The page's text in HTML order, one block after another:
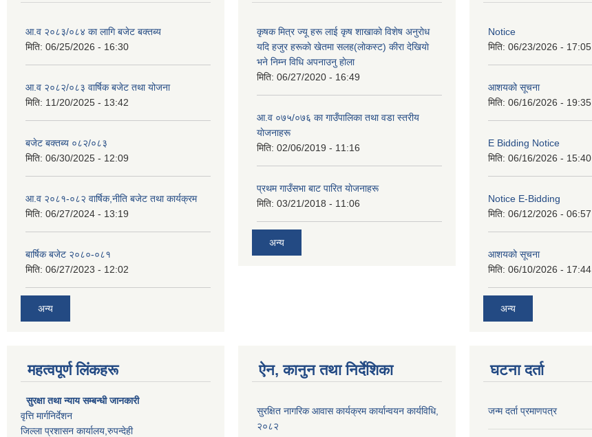
आ.व २०८३/०८४ का लागि बजेट बक्तब्य
मिति: 06/25/2026 - 16:30
आ.व २०८२/०८३ वार्षिक बजेट तथा योजना
मिति: 11/20/2025 - 13:42
बजेट बक्तब्य ०८२/०८३
मिति: 06/30/2025 - 12:09
आ.व २०८१-०८२ वार्षिक,नीति बजेट तथा कार्यक्रम
मिति: 06/27/2024 - 13:19
बार्षिक बजेट २०८०-०८१
मिति: 06/27/2023 - 12:02
अन्य
कृषक मित्र ज्यू हरू लाई कृष शाखाकाे विशेष अनुराेध
यदि हजुर हरूकाे खेतमा सलह(लाेकस्ट) कीरा देखियाे
भने निम्न विधि अपनाउनु हाेला
मिति: 06/27/2020 - 16:49
आ‍.व ०७५/०७६ का गाउँपालिका तथा वडा स्तरीय
याेजनाहरू
मिति: 02/06/2019 - 11:16
प्रथम गाउँसभा बाट पारित याेजनाहरू
मिति: 03/21/2018 - 11:06
अन्य
Notice
मिति: 06/23/2026 - 17:05
आशयको सूचना
मिति: 06/16/2026 - 19:35
E Bidding Notice
मिति: 06/16/2026 - 15:40
Notice E-Bidding
मिति: 06/12/2026 - 06:57
आशयको सूचना
मिति: 06/10/2026 - 17:44
अन्य
महत्वपूर्ण लिंकहरू
सुरक्षा तथा न्याय सम्बन्धी जानकारी
वृत्ति मार्गनिर्देशन
जिल्ला प्रशासन कार्यालय,रुपन्देही
ऐन, कानुन तथा निर्देशिका
सुरक्षित नागरिक आवास कार्यक्रम कार्यान्वयन कार्यविधि,
२०८२
घटना दर्ता
जन्म दर्ता प्रमाणपत्र